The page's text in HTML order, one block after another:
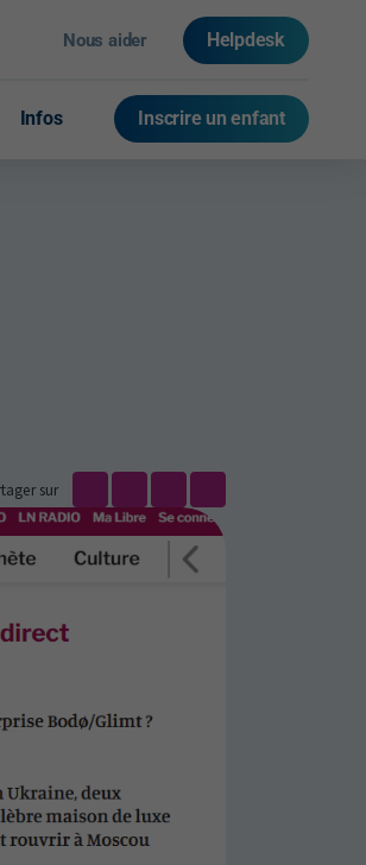
Infos Inscrire un enfant
Nous aider Helpdesk
sur